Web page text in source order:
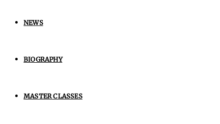
NEWS
BIOGRAPHY
MASTER CLASSES